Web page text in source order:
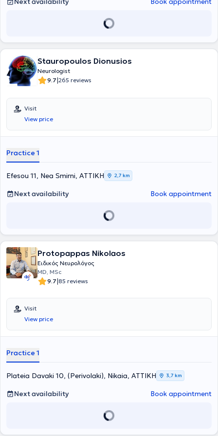
limited efficacy and numerous side effects, such as migraine,
trigeminal neuralgia, vertigo, and insomnia.
Stauropoulos Dionusios
Neurologist
9.7|265 reviews
Visit
View price
Practice 1
Efesou 11, Nea Smirni, ΑΤΤΙΚΗ 2,7 km
Next availability Book appointment
Protopappas Nikolaos
Ειδικός Νευρολόγος
MD, MSc
9.7|85 reviews
Visit
View price
Practice 1
Plateia Davaki 10, (Perivolaki), Nikaia, ΑΤΤΙΚΗ 3,7 km
Next availability Book appointment